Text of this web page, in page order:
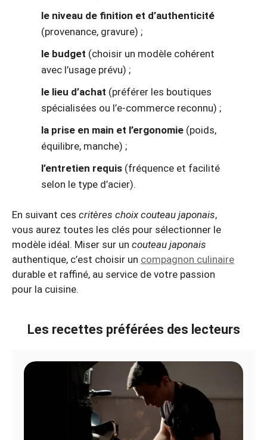
le niveau de finition et d’authenticité
(provenance, gravure) ;
le budget (choisir un modèle cohérent
avec l’usage prévu) ;
le lieu d’achat (préférer les boutiques
spécialisées ou l’e-commerce reconnu) ;
la prise en main et l’ergonomie (poids,
équilibre, manche) ;
l’entretien requis (fréquence et facilité
selon le type d’acier).
En suivant ces critères choix couteau japonais,
vous aurez toutes les clés pour sélectionner le
modèle idéal. Miser sur un couteau japonais
authentique, c’est choisir un compagnon culinaire
durable et raffiné, au service de votre passion
pour la cuisine.
Les recettes préférées des lecteurs